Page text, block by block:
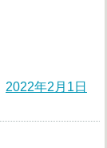
2022年2月1日